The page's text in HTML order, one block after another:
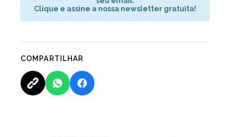
Clique e assine a nossa newsletter gratuita!
COMPARTILHAR